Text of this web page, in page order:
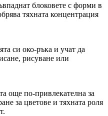
блоковете с форми в
тяхната концентрация
си око-ръка и учат да
рисуване или
още по-привлекателна за
за цветове и тяхната роля